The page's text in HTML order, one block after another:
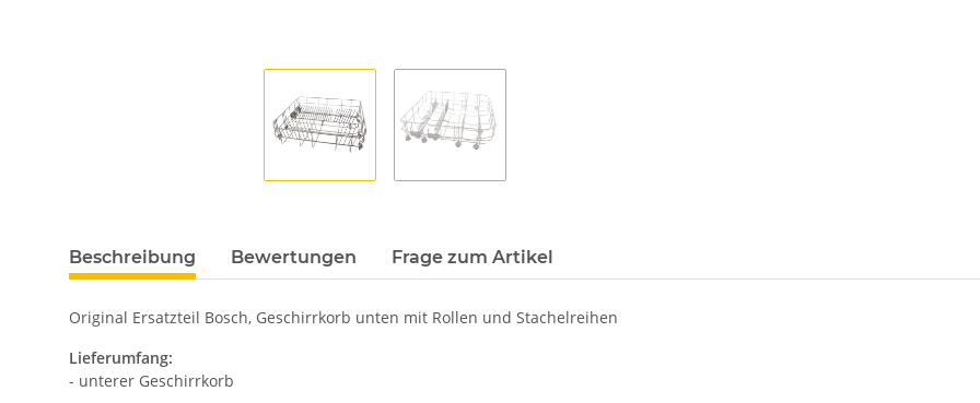
Beschreibung Bewertungen Frage zum Artikel
Original Ersatzteil Bosch, Geschirrkorb unten mit Rollen und Stachelreihen
Lieferumfang:
- unterer Geschirrkorb